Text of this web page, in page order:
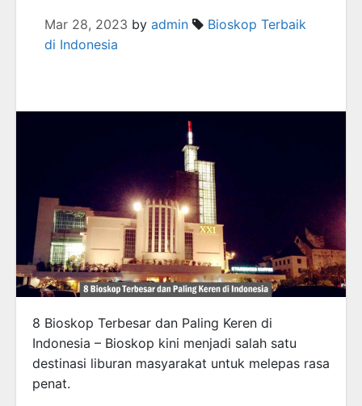
Mar 28, 2023 by admin
Bioskop Terbaik
di Indonesia
8 Bioskop Terbesar dan Paling Keren di
Indonesia – Bioskop kini menjadi salah satu
destinasi liburan masyarakat untuk melepas rasa
penat.